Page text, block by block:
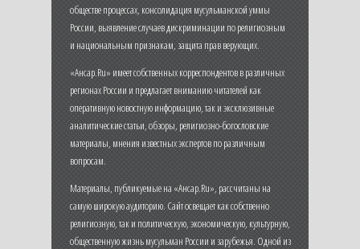
обществе процессах, консолидация мусульманской уммы
России, выявление случаев дискриминации по религиозным
и национальным признакам, защита прав верующих.
«Ансар.Ru» имеет собственных корреспондентов в различных
регионах России и предлагает вниманию читателей как
оперативную новостную информацию, так и эксклюзивные
аналитические статьи, обзоры, религиозно-богословские
материалы, мнения известных экспертов по различным
вопросам.
Материалы, публикуемые на «Ансар.Ru», рассчитаны на
самую широкую аудиторию. Сайт освещает как собственно
религиозную, так и политическую, экономическую, культурную,
общественную жизнь мусульман России и зарубежья. Одной из